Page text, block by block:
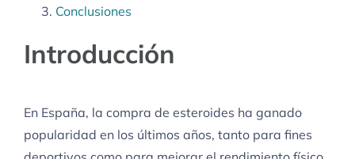
Conclusiones
Introducción
En España, la compra de esteroides ha ganado
popularidad en los últimos años, tanto para fines